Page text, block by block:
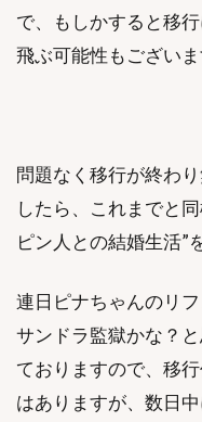
で、もしかすると移
飛ぶ可能性もございま
問題なく移行が終わ
したら、これまでと
ピン人との結婚生活”
連日ピナちゃんのリ
サンドラ監獄かな？
ておりますので、移
はありますが、数日